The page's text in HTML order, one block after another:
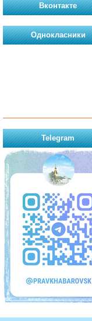
Вконтакте
Однокласники
Telegram